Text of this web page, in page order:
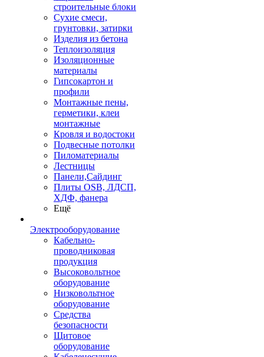
строительные блоки
Сухие смеси,
грунтовки, затирки
Изделия из бетона
Теплоизоляция
Изоляционные
материалы
Гипсокартон и
профили
Монтажные пены,
герметики, клеи
монтажные
Кровля и водостоки
Подвесные потолки
Пиломатериалы
Лестницы
Панели,Сайдинг
Плиты OSB, ЛДСП,
ХДФ, фанера
Ещё
Электрооборудование
Кабельно-
проводниковая
продукция
Высоковольтное
оборудование
Низковольтное
оборудование
Средства
безопасности
Щитовое
оборудование